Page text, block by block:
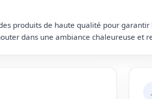
produits de haute qualité pour
dans une ambiance chaleureuse et